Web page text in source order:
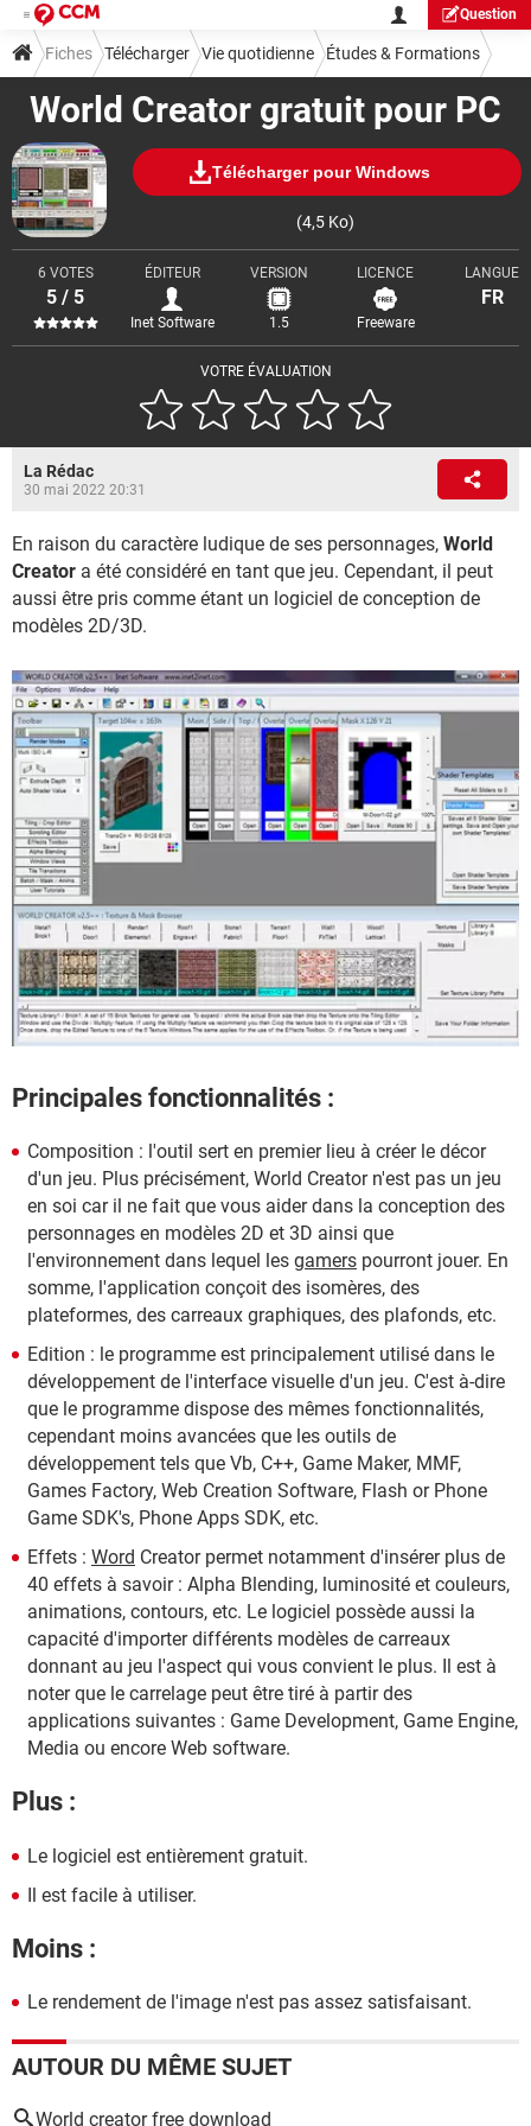
Question
World Creator gratuit pour PC
Télécharger pour Windows
(4,5 Ko)
VOTRE ÉVALUATION
6 VOTES
5 / 5
ÉDITEUR
Inet Software
VERSION
1.5
LICENCE
Freeware
LANGUE
FR
Fiches Télécharger Vie quotidienne Études & Formations
La Rédac
30 mai 2022 20:31
En raison du caractère ludique de ses personnages, World
Creator a été considéré en tant que jeu. Cependant, il peut
aussi être pris comme étant un logiciel de conception de
modèles 2D/3D.
Principales fonctionnalités :
Composition : l'outil sert en premier lieu à créer le décor
d'un jeu. Plus précisément, World Creator n'est pas un jeu
en soi car il ne fait que vous aider dans la conception des
personnages en modèles 2D et 3D ainsi que
l'environnement dans lequel les gamers pourront jouer. En
somme, l'application conçoit des isomères, des
plateformes, des carreaux graphiques, des plafonds, etc.
Edition : le programme est principalement utilisé dans le
développement de l'interface visuelle d'un jeu. C'est à-dire
que le programme dispose des mêmes fonctionnalités,
cependant moins avancées que les outils de
développement tels que Vb, C++, Game Maker, MMF,
Games Factory, Web Creation Software, Flash or Phone
Game SDK's, Phone Apps SDK, etc.
Effets : Word Creator permet notamment d'insérer plus de
40 effets à savoir : Alpha Blending, luminosité et couleurs,
animations, contours, etc. Le logiciel possède aussi la
capacité d'importer différents modèles de carreaux
donnant au jeu l'aspect qui vous convient le plus. Il est à
noter que le carrelage peut être tiré à partir des
applications suivantes : Game Development, Game Engine,
Media ou encore Web software.
Plus :
Le logiciel est entièrement gratuit.
Il est facile à utiliser.
Moins :
Le rendement de l'image n'est pas assez satisfaisant.
AUTOUR DU MÊME SUJET
World creator free download